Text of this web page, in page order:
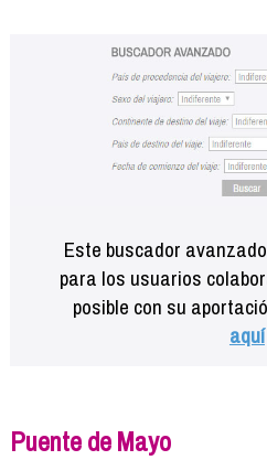
Este buscador
para los usuarios
posible con su
aquí
Puente de Mayo